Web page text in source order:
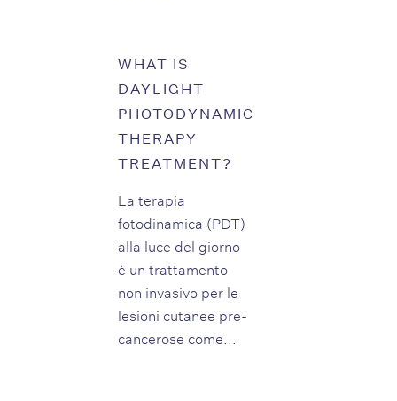
WHAT IS
DAYLIGHT
PHOTODYNAMIC
THERAPY
TREATMENT?
La terapia
fotodinamica (PDT)
alla luce del giorno
è un trattamento
non invasivo per le
lesioni cutanee pre-
cancerose come...